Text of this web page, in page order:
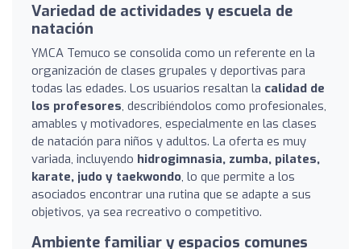
Variedad de actividades y escuela de
natación
YMCA Temuco se consolida como un referente en la
organización de clases grupales y deportivas para
todas las edades. Los usuarios resaltan la calidad de
los profesores, describiéndolos como profesionales,
amables y motivadores, especialmente en las clases
de natación para niños y adultos. La oferta es muy
variada, incluyendo hidrogimnasia, zumba, pilates,
karate, judo y taekwondo, lo que permite a los
asociados encontrar una rutina que se adapte a sus
objetivos, ya sea recreativo o competitivo.
Ambiente familiar y espacios comunes